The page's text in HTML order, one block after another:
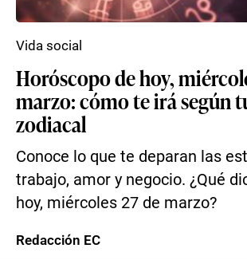
Horóscopo de hoy,
marzo: cómo te irá según
zodiacal
Conoce lo que te deparan las
trabajo, amor y negocio. ¿Qué
hoy, miércoles 27 de marzo?
Vida social
Redacción EC